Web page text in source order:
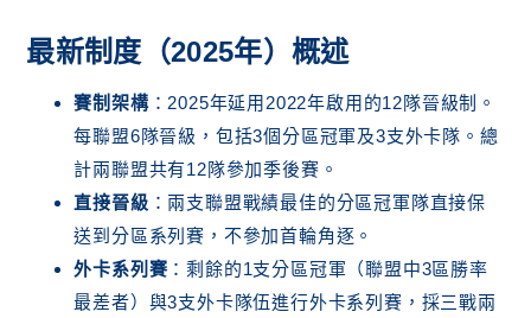
最新制度（2025年）概述
賽制架構：2025年延用2022年啟用的12隊晉級制。
每聯盟6隊晉級，包括3個分區冠軍及3支外卡隊。總
計兩聯盟共有12隊參加季後賽。
直接晉級 ：兩支聯盟戰績最佳的分區冠軍隊直接保
送到分區系列賽，不參加首輪角逐。
外卡系列賽：剩餘的1支分區冠軍（聯盟中3區勝率
最差者）與3支外卡隊伍進行外卡系列賽，採三戰兩